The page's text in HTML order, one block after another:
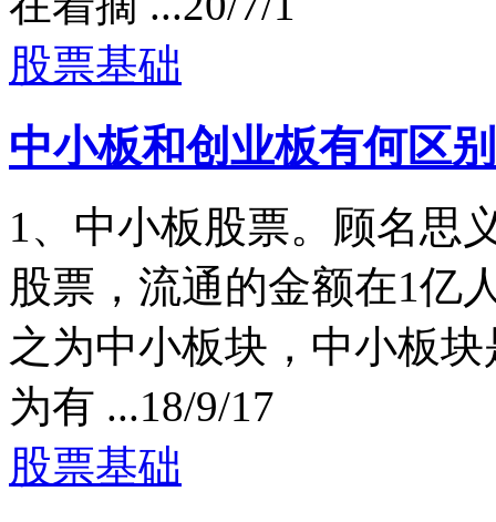
股票基础
中小板和创业板有何区别
1、中小板股票。顾名思
股票，流通的金额在1亿
之为中小板块，中小板
为有 ...18/9/17
股票基础